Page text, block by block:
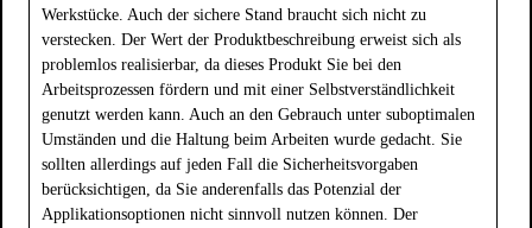
Werkstücke. Auch der sichere Stand braucht sich nicht zu
verstecken. Der Wert der Produktbeschreibung erweist sich als
problemlos realisierbar, da dieses Produkt Sie bei den
Arbeitsprozessen fördern und mit einer Selbstverständlichkeit
genutzt werden kann. Auch an den Gebrauch unter suboptimalen
Umständen und die Haltung beim Arbeiten wurde gedacht. Sie
sollten allerdings auf jeden Fall die Sicherheitsvorgaben
berücksichtigen, da Sie anderenfalls das Potenzial der
Applikationsoptionen nicht sinnvoll nutzen können. Der